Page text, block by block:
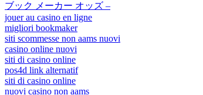
ブック メーカー オッズ –
jouer au casino en ligne
migliori bookmaker
siti scommesse non aams nuovi
casino online nuovi
siti di casino online
pos4d link alternatif
siti di casino online
nuovi casino non aams